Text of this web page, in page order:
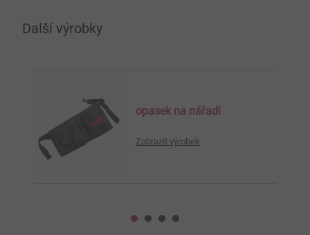
Další výrobky
opasek na nářadí
Zobrazit výrobek